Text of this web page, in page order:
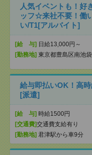
人気イベントも！好
ッフ☆来社不要！働
い/T1[アルバイト]
[給 与] 日給13,000円～
[勤務地] 東京都豊島区南池
給与即払いOK！高
[派遣]
[給 与] 時給1500円
[交通費]交通費支給有り
[勤務地] 君津駅から車9分